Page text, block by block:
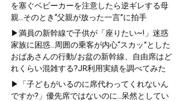
を塞ぐベビーカーを注意したら逆ギレする母
親...そのとき“父親が放った一言”に拍手
▶満員の新幹線で子供が「座りたい~!」迷惑
家族に困惑...周囲の乗客が内心“スカッ”とした
おばあさんの行動/お盆の新幹線、自由席はど
れくらい混雑する?JR利用実績を調べてみた
▶「子どもがいるのに席代わってくれないん
ですか?」優先席ではないのに...呆然としてい